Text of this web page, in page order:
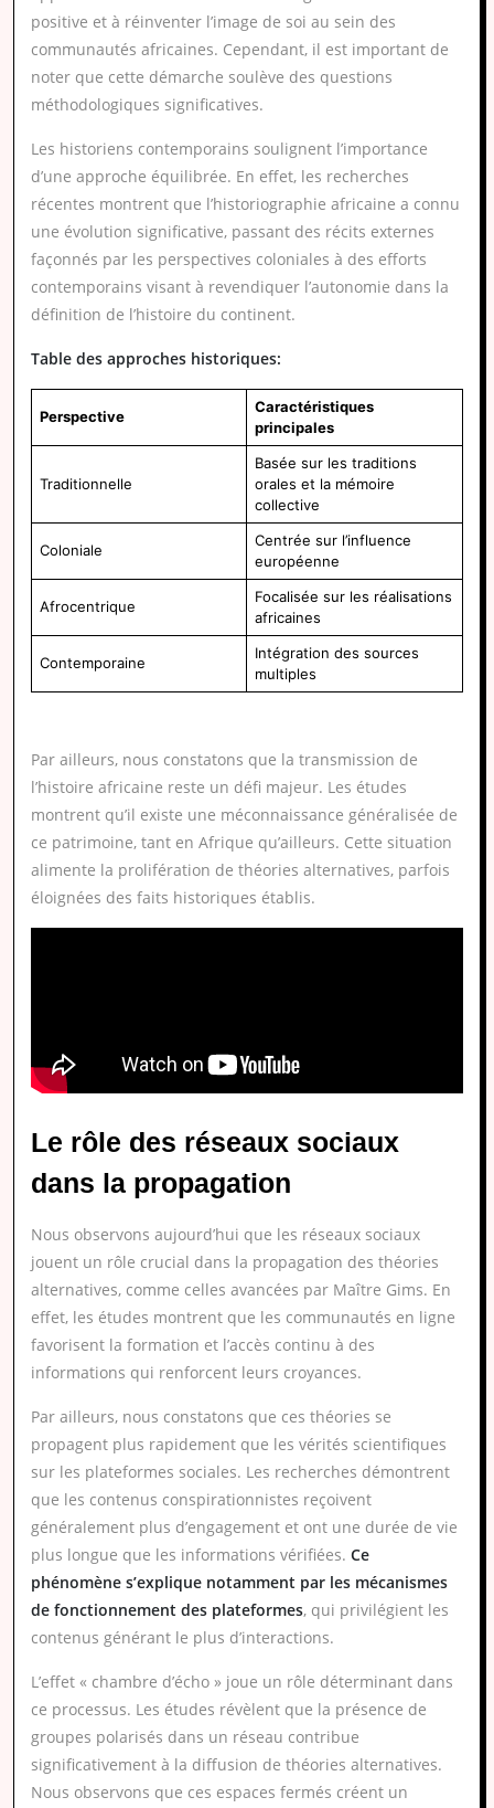
positive et à réinventer l’image de soi au sein des
communautés africaines. Cependant, il est important de
noter que cette démarche soulève des questions
méthodologiques significatives.
Les historiens contemporains soulignent l’importance
d’une approche équilibrée. En effet, les recherches
récentes montrent que l’historiographie africaine a connu
une évolution significative, passant des récits externes
façonnés par les perspectives coloniales à des efforts
contemporains visant à revendiquer l’autonomie dans la
définition de l’histoire du continent.
Table des approches historiques:
Perspective
Caractéristiques
principales
Traditionnelle
Basée sur les traditions
orales et la mémoire
collective
Coloniale
Centrée sur l’influence
européenne
Afrocentrique
Focalisée sur les réalisations
africaines
Contemporaine
Intégration des sources
multiples
Par ailleurs, nous constatons que la transmission de
l’histoire africaine reste un défi majeur. Les études
montrent qu’il existe une méconnaissance généralisée de
ce patrimoine, tant en Afrique qu’ailleurs. Cette situation
alimente la prolifération de théories alternatives, parfois
éloignées des faits historiques établis.
Le rôle des réseaux sociaux
dans la propagation
Nous observons aujourd’hui que les réseaux sociaux
jouent un rôle crucial dans la propagation des théories
alternatives, comme celles avancées par Maître Gims. En
effet, les études montrent que les communautés en ligne
favorisent la formation et l’accès continu à des
informations qui renforcent leurs croyances.
Par ailleurs, nous constatons que ces théories se
propagent plus rapidement que les vérités scientifiques
sur les plateformes sociales. Les recherches démontrent
que les contenus conspirationnistes reçoivent
généralement plus d’engagement et ont une durée de vie
plus longue que les informations vérifiées. Ce
phénomène s’explique notamment par les mécanismes
de fonctionnement des plateformes, qui privilégient les
contenus générant le plus d’interactions.
L’effet « chambre d’écho » joue un rôle déterminant dans
ce processus. Les études révèlent que la présence de
groupes polarisés dans un réseau contribue
significativement à la diffusion de théories alternatives.
Nous observons que ces espaces fermés créent un